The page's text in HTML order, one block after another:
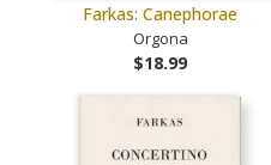
Farkas: Canephorae
Orgona
$18.99